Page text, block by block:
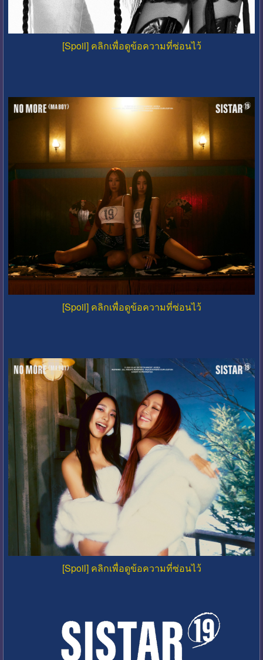
[Spoil] คลิกเพื่อดูข้อความที่ซ่อนไว้
[Spoil] คลิกเพื่อดูข้อความที่ซ่อนไว้
[Spoil] คลิกเพื่อดูข้อความที่ซ่อนไว้